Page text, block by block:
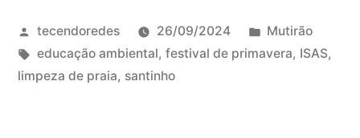
Publicado
por
tecendoredes 26/09/2024
Publicado
em
Mutirão
Tags:
educação ambiental, festival de primavera, ISAS,
limpeza de praia, santinho